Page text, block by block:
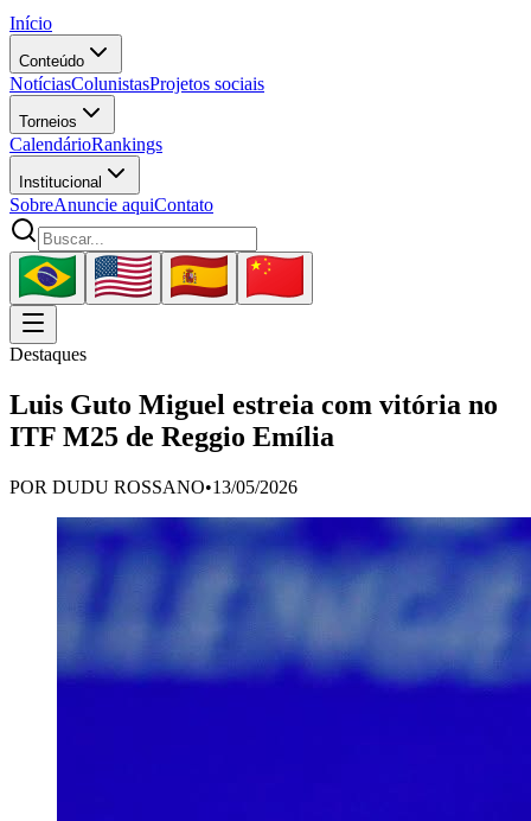
Início
Conteúdo
NotíciasColunistasProjetos sociais
Torneios
CalendárioRankings
Institucional
SobreAnuncie aquiContato
Destaques
Luis Guto Miguel estreia com vitória no
ITF M25 de Reggio Emília
POR DUDU ROSSANO•13/05/2026